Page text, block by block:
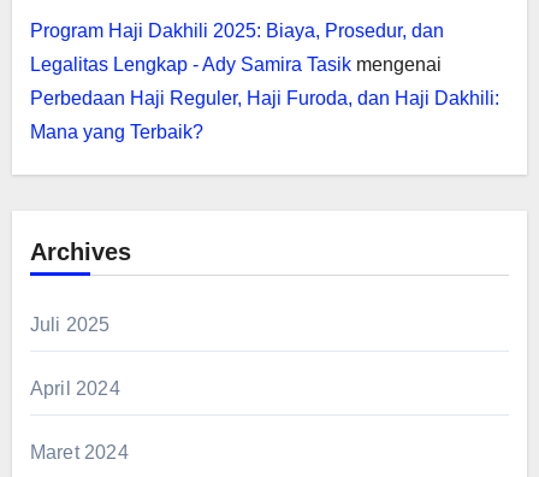
Program Haji Dakhili 2025: Biaya, Prosedur, dan
Legalitas Lengkap - Ady Samira Tasikmengenai
Perbedaan Haji Reguler, Haji Furoda, dan Haji Dakhili:
Mana yang Terbaik?
Archives
Juli 2025
April 2024
Maret 2024